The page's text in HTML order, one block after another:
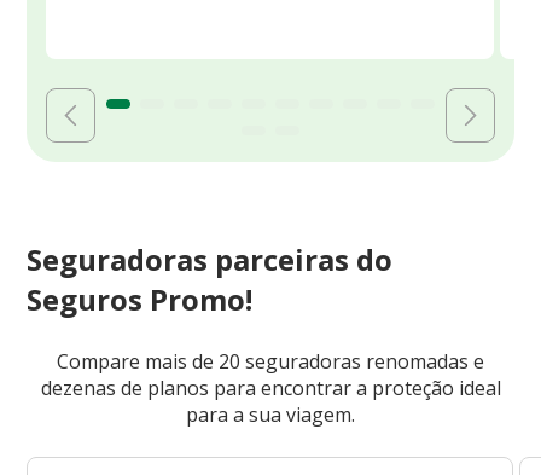
Seguradoras parceiras do
Seguros Promo!
Compare mais de 20 seguradoras renomadas e
dezenas de planos para encontrar a proteção ideal
para a sua viagem.